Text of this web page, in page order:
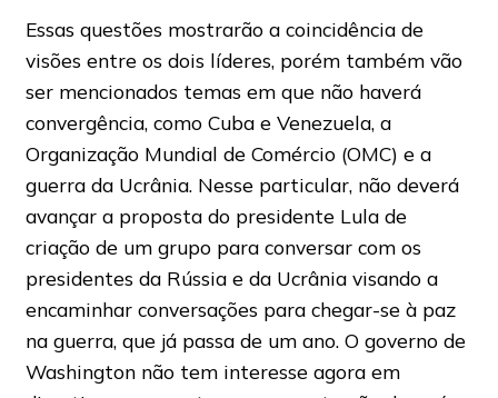
Essas questões mostrarão a coincidência de
visões entre os dois líderes, porém também vão
ser mencionados temas em que não haverá
convergência, como Cuba e Venezuela, a
Organização Mundial de Comércio (OMC) e a
guerra da Ucrânia. Nesse particular, não deverá
avançar a proposta do presidente Lula de
criação de um grupo para conversar com os
presidentes da Rússia e da Ucrânia visando a
encaminhar conversações para chegar-se à paz
na guerra, que já passa de um ano. O governo de
Washington não tem interesse agora em